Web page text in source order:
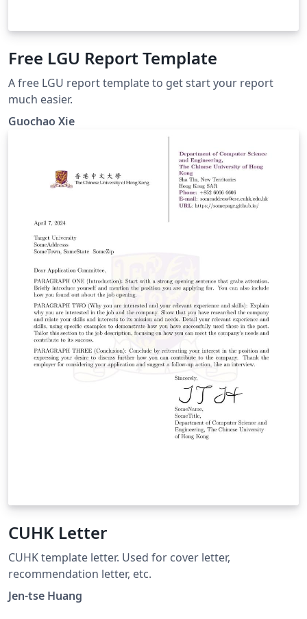
Free LGU Report Template
A free LGU report template to get start your report
much easier.
Guochao Xie
CUHK Letter
CUHK template letter. Used for cover letter,
recommendation letter, etc.
Jen-tse Huang